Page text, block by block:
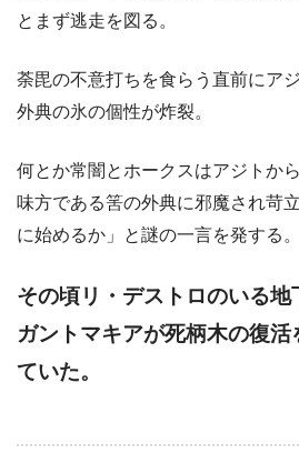
とまず逃走を図る。
荼毘の不意打ちを食らう直前にア
外典の氷の個性が炸裂。
何とか常闇とホークスはアジトから
味方である筈の外典に邪魔され苛
に始めるか」と謎の一言を発する。
その頃リ・デストロのいる
ガントマキアが死柄木の復
ていた。